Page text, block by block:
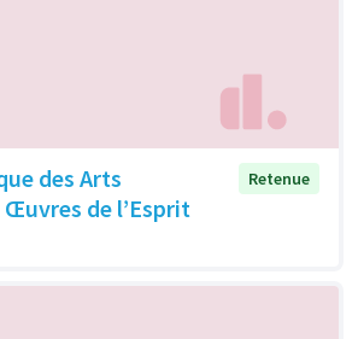
des Arts
de l’Esprit
Retenue